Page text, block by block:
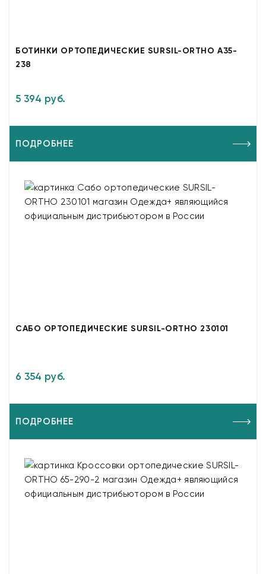
БОТИНКИ ОРТОПЕДИЧЕСКИЕ SURSIL-ORTHO A35-
238
5 394 руб.
ПОДРОБНЕЕ
САБО ОРТОПЕДИЧЕСКИЕ SURSIL-ORTHO 230101
6 354 руб.
ПОДРОБНЕЕ